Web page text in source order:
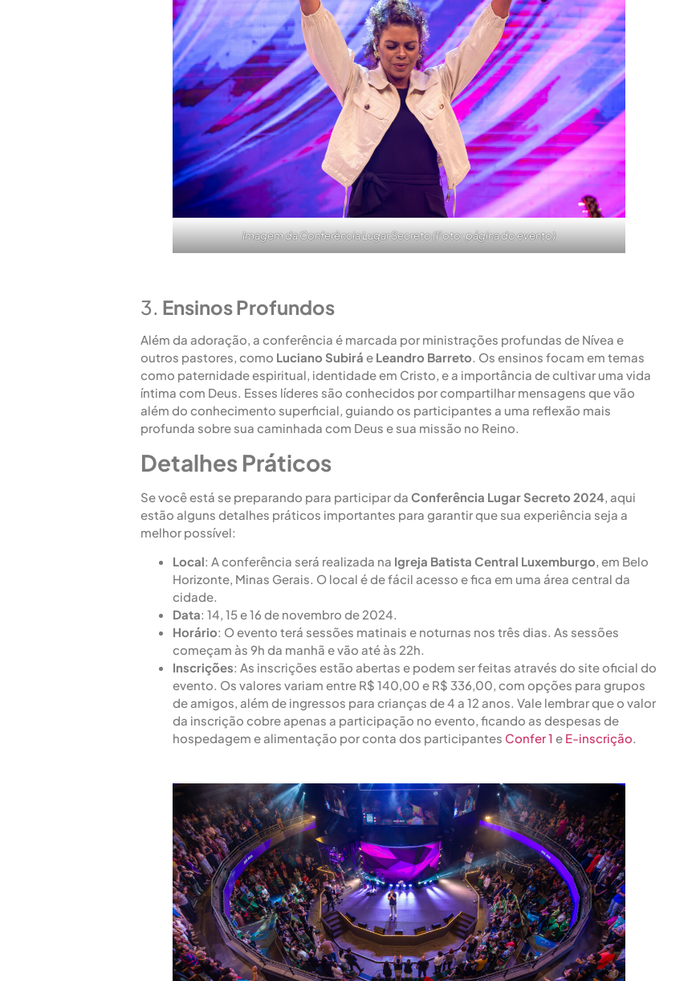
Imagem da Conferência Lugar Secreto (Foto: página do evento)
3. Ensinos Profundos
Além da adoração, a conferência é marcada por ministrações profundas de Nívea e
outros pastores, como Luciano Subirá e Leandro Barreto. Os ensinos focam em temas
como paternidade espiritual, identidade em Cristo, e a importância de cultivar uma vida
íntima com Deus. Esses líderes são conhecidos por compartilhar mensagens que vão
além do conhecimento superficial, guiando os participantes a uma reflexão mais
profunda sobre sua caminhada com Deus e sua missão no Reino.
Detalhes Práticos
Se você está se preparando para participar da Conferência Lugar Secreto 2024 , aqui
estão alguns detalhes práticos importantes para garantir que sua experiência seja a
melhor possível:
Local: A conferência será realizada na Igreja Batista Central Luxemburgo, em Belo
Horizonte, Minas Gerais. O local é de fácil acesso e fica em uma área central da
cidade.
Data: 14, 15 e 16 de novembro de 2024.
Horário: O evento terá sessões matinais e noturnas nos três dias. As sessões
começam às 9h da manhã e vão até às 22h.
Inscrições: As inscrições estão abertas e podem ser feitas através do site oficial do
evento. Os valores variam entre R$ 140,00 e R$ 336,00, com opções para grupos
de amigos, além de ingressos para crianças de 4 a 12 anos. Vale lembrar que o valor
da inscrição cobre apenas a participação no evento, ficando as despesas de
hospedagem e alimentação por conta dos participantes​ Confer 1 ​ e E-inscrição.